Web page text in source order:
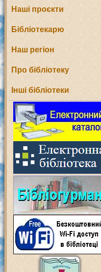
Наші проєкти
Бібліотекарю
Наш регіон
Про бібліотеку
Інші бібліотеки